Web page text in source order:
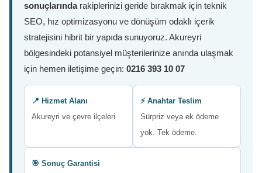
sonuçlarındarakiplerinizi geride bırakmak için teknik
SEO, hız optimizasyonu ve dönüşüm odaklı içerik
stratejisini hibrit bir yapıda sunuyoruz. Akureyri
bölgesindeki potansiyel müşterilerinize anında ulaşmak
için hemen iletişime geçin: 0216 393 10 07
📍 Hizmet Alanı
Akureyri ve çevre ilçeleri
⚡ Anahtar Teslim
Sürpriz veya ek ödeme
yok. Tek ödeme.
🎯 Sonuç Garantisi